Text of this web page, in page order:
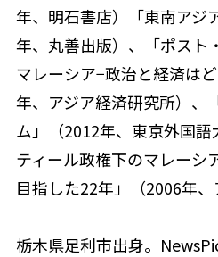
年、明石書店）「東南アジ
年、丸善出版）、「ポスト
マレーシア−政治と経済は
年、アジア経済研究所）、
ム」（2012年、東京外国
ティール政権下のマレーシ
目指した22年」（2006年、
栃木県足利市出身。